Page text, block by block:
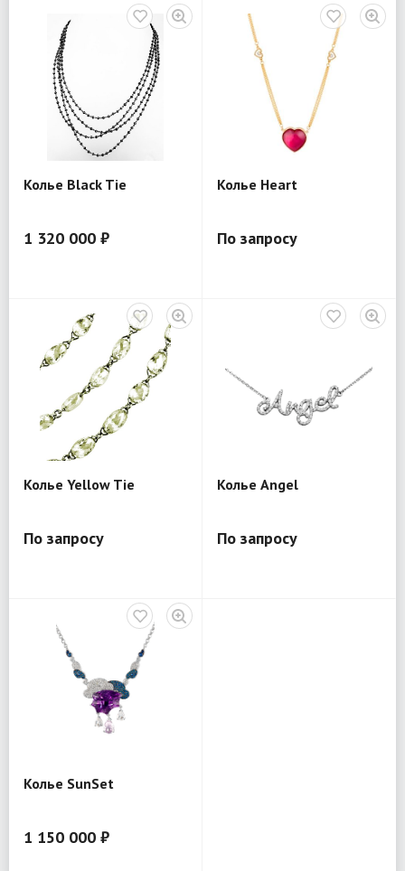
Колье Black Tie
1 320 000 ₽
Колье Heart
По запросу
Колье Yellow Tie
По запросу
Колье Angel
По запросу
Колье SunSet
1 150 000 ₽